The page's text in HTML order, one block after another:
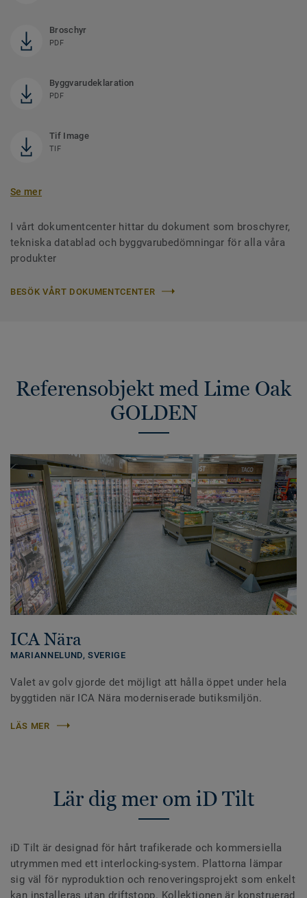
Broschyr
PDF
Byggvarudeklaration
PDF
Tif Image
TIF
Se mer
I vårt dokumentcenter hittar du dokument som broschyrer,
tekniska datablad och byggvarubedömningar för alla våra
produkter
BESÖK VÅRT DOKUMENTCENTER
Referensobjekt med Lime Oak
GOLDEN
ICA Nära
MARIANNELUND,SVERIGE
Valet av golv gjorde det möjligt att hålla öppet under hela
byggtiden när ICA Nära moderniserade butiksmiljön.
LÄS MER
Lär dig mer om iD Tilt
iD Tilt är designad för hårt trafikerade och kommersiella
utrymmen med ett interlocking-system. Plattorna lämpar
sig väl för nyproduktion och renoveringsprojekt som enkelt
kan installeras utan driftstopp. Kollektionen är konstruerad